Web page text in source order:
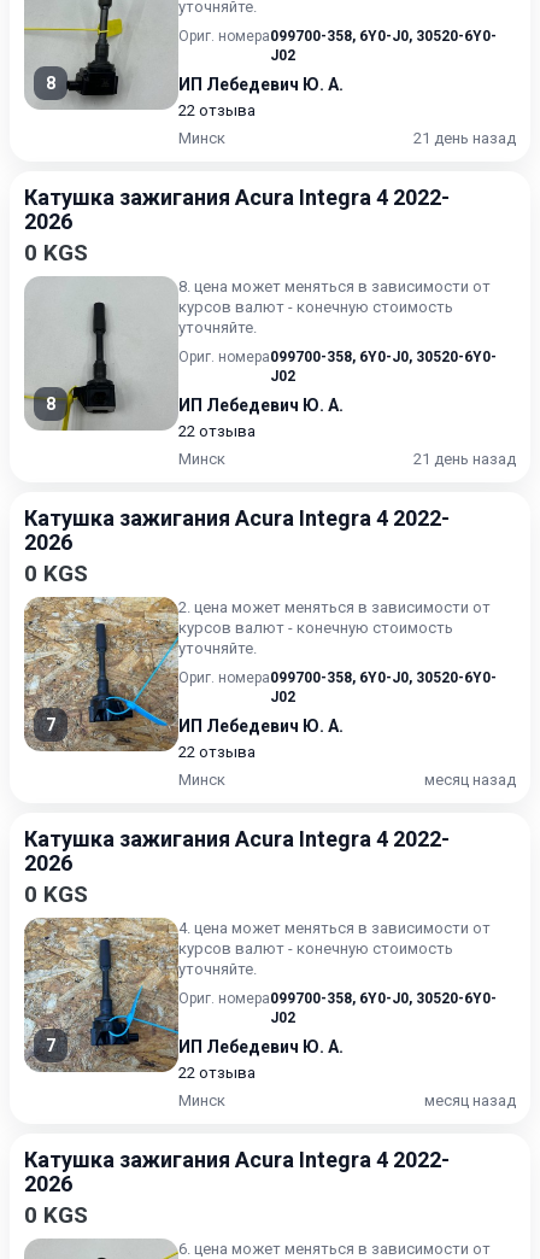
8
уточняйте.
Ориг. номера099700-358, 6Y0-J0, 30520-6Y0-
J02
ИП Лебедевич Ю. А.
22 отзыва
Минск
21 день назад
Катушка зажигания Acura Integra 4 2022-
2026
0 KGS
8
8. цена может меняться в зависимости от
курсов валют - конечную стоимость
уточняйте.
Ориг. номера099700-358, 6Y0-J0, 30520-6Y0-
J02
ИП Лебедевич Ю. А.
22 отзыва
Минск
21 день назад
Катушка зажигания Acura Integra 4 2022-
2026
0 KGS
7
2. цена может меняться в зависимости от
курсов валют - конечную стоимость
уточняйте.
Ориг. номера099700-358, 6Y0-J0, 30520-6Y0-
J02
ИП Лебедевич Ю. А.
22 отзыва
Минск
месяц назад
Катушка зажигания Acura Integra 4 2022-
2026
0 KGS
7
4. цена может меняться в зависимости от
курсов валют - конечную стоимость
уточняйте.
Ориг. номера099700-358, 6Y0-J0, 30520-6Y0-
J02
ИП Лебедевич Ю. А.
22 отзыва
Минск
месяц назад
Катушка зажигания Acura Integra 4 2022-
2026
0 KGS
6. цена может меняться в зависимости от